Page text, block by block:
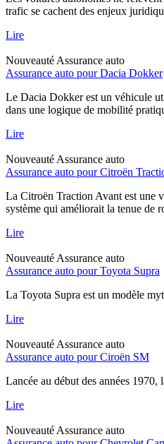
trafic se cachent des enjeux
Lire
Nouveauté Assurance auto
Assurance auto pour Dacia Dokker
Le Dacia Dokker est un véhicule
dans une logique de mobilité
Lire
Nouveauté Assurance auto
Assurance auto pour Citroën
La Citroën Traction Avant est une
système qui améliorait la tenue de
Lire
Nouveauté Assurance auto
Assurance auto pour Toyota Supra
La Toyota Supra est un modèle
Lire
Nouveauté Assurance auto
Assurance auto pour Ciroën SM
Lancée au début des années
Lire
Nouveauté Assurance auto